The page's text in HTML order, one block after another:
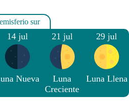
14 jul
Nueva
21 jul
Luna
Creciente
29 jul
Luna Llena